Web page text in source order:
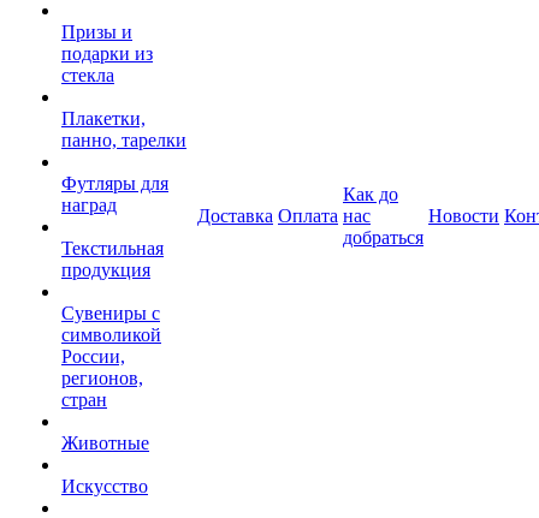
Призы и
подарки из
стекла
Плакетки,
панно, тарелки
Футляры для
наград
Текстильная
продукция
Сувениры с
символикой
России,
регионов,
стран
Животные
Искусство
Доставка Оплата
Как до
нас
добраться
Новости